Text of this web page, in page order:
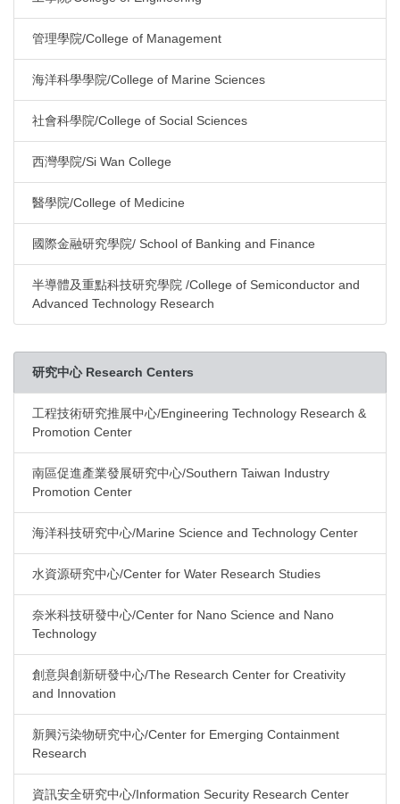
管理學院/College of Management
海洋科學學院/College of Marine Sciences
社會科學院/College of Social Sciences
西灣學院/Si Wan College
醫學院/College of Medicine
國際金融研究學院/ School of Banking and Finance
半導體及重點科技研究學院 /College of Semiconductor and
Advanced Technology Research
研究中心 Research Centers
工程技術研究推展中心/Engineering Technology Research &
Promotion Center
南區促進產業發展研究中心/Southern Taiwan Industry
Promotion Center
海洋科技研究中心/Marine Science and Technology Center
水資源研究中心/Center for Water Research Studies
奈米科技研發中心/Center for Nano Science and Nano
Technology
創意與創新研發中心/The Research Center for Creativity
and Innovation
新興污染物研究中心/Center for Emerging Containment
Research
資訊安全研究中心/Information Security Research Center